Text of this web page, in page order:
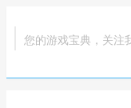
您的游戏宝典，关注